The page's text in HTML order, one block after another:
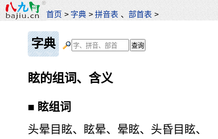
首页 > 字典 >拼音表 、部首表 >
字典
眩的组词、含义
■ 眩组词
头晕目眩、眩晕、晕眩、头昏目眩、